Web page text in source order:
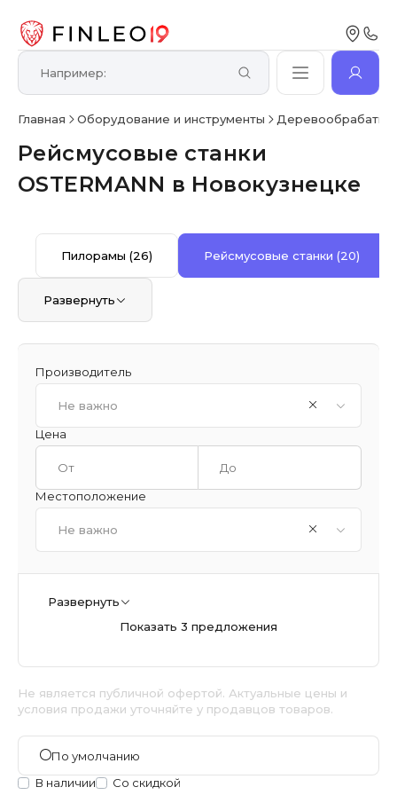
Главная Оборудование и инструменты
Рейсмусовые станки
OSTERMANN в Новокузнецке
Пилорамы(26) Рейсмусовые станки(20)
Развернуть
Производитель
Не важно
Цена
Местоположение
Не важно
Развернуть
Показать 3 предложения
Не является публичной офертой. Актуальные цены и
условия продажи уточняйте у продавцов товаров.
По умолчанию
В наличии
Со скидкой